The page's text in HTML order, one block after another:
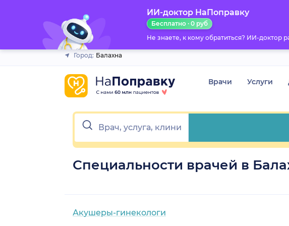
ИИ-доктор НаПоправку
Бесплатно · 0 руб
Не знаете, к кому обратиться? ИИ-доктор
Город: Балахна
Врачи Услуги
Специальности врачей в
Акушеры-гинекологи